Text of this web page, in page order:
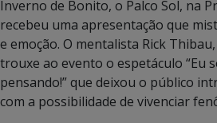
Inverno de Bonito, o Palco Sol, na
recebeu uma apresentação que
e emoção. O mentalista Rick
trouxe ao evento o espetáculo “Eu
pensando!” que deixou o público
com a possibilidade de vivenciar